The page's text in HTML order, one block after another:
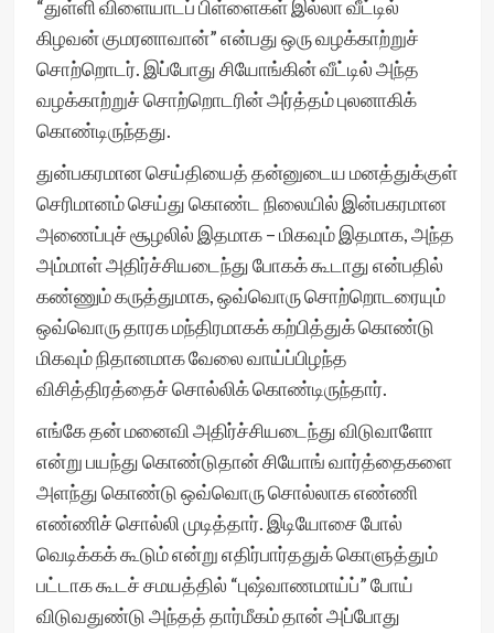
“துள்ளி விளையாடப் பிள்ளைகள் இல்லா வீட்டில்
கிழவன் குமரனாவான்” என்பது ஒரு வழக்காற்றுச்
சொற்றொடர். இப்போது சியோங்கின் வீட்டில் அந்த
வழக்காற்றுச் சொற்றொடரின் அர்த்தம் புலனாகிக்
கொண்டிருந்தது.
துன்பகரமான செய்தியைத் தன்னுடைய மனத்துக்குள்
செரிமானம் செய்து கொண்ட நிலையில் இன்பகரமான
அணைப்புச் சூழலில் இதமாக – மிகவும் இதமாக, அந்த
அம்மாள் அதிர்ச்சியடைந்து போகக் கூடாது என்பதில்
கண்ணும் கருத்துமாக, ஒவ்வொரு சொற்றொடரையும்
ஒவ்வொரு தாரக மந்திரமாகக் கற்பித்துக் கொண்டு
மிகவும் நிதானமாக வேலை வாய்ப்பிழந்த
விசித்திரத்தைச் சொல்லிக் கொண்டிருந்தார்.
எங்கே தன் மனைவி அதிர்ச்சியடைந்து விடுவாளோ
என்று பயந்து கொண்டுதான் சியோங் வார்த்தைகளை
அளந்து கொண்டு ஒவ்வொரு சொல்லாக எண்ணி
எண்ணிச் சொல்லி முடித்தார். இடியோசை போல்
வெடிக்கக் கூடும் என்று எதிர்பார்ததுக் கொளுத்தும்
பட்டாக கூடச் சமயத்தில் “புஷ்வாணமாய்ப்” போய்
விடுவதுண்டு அந்தத் தார்மீகம் தான் அப்போது